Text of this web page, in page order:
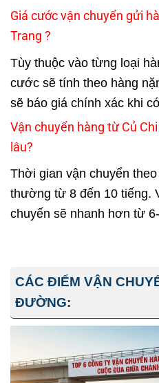
Giá cước vận chuyển gửi
Trang ?
Tùy thuộc vào từng loại
cước sẽ tính theo hàng
sẽ báo giá chính xác khi
Vận chuyển hàng từ Củ
lâu?
Thời gian vận chuyển
thường từ 8 đến 10 tiếng.
chuyến sẽ nhanh hơn từ
CÁC ĐIỂM VẬN
ĐƯỜNG: